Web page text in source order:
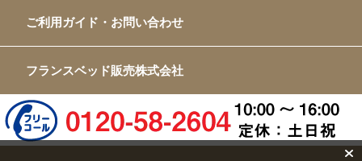
ご利用ガイド・お問い合わせ
フランスベッド販売株式会社